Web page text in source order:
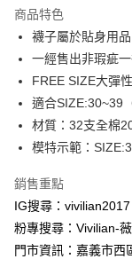
合作金庫商業銀行
華南商業銀行
上海商業儲蓄銀行
國泰世華商業銀行
臺灣中小企業銀行
匯豐（台灣）商業銀
聯邦商業銀行
元大商業銀行
台新國際商業銀行
台灣樂天信用卡公司
超商取貨付款
LINE Pay
Apple Pay
街口支付
大哥付你分期
相關說明
【大哥付你分期使用說
1.本服務由台灣大哥大
AFTEE先享後付
商品特色
襪子屬於貼身用品
一經售出非瑕疵一
FREE SIZE大彈性
適合SIZE:30~39
材質：32支全棉
模特示範：
銷售重點
IG搜尋：vivilian2017
粉專搜尋：Vivilian-
門市資訊：嘉義市西